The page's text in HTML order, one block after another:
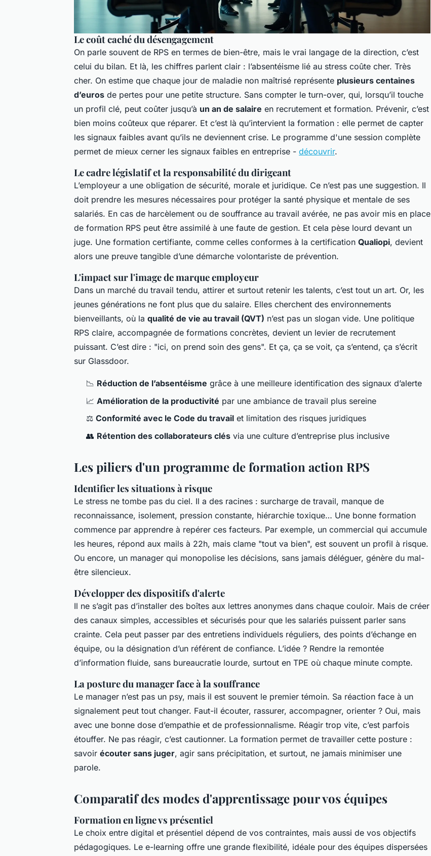
Le coût caché du désengagement
On parle souvent de RPS en termes de bien-être, mais le vrai langage de la direction, c’est
celui du bilan. Et là, les chiffres parlent clair : l’absentéisme lié au stress coûte cher. Très
cher. On estime que chaque jour de maladie non maîtrisé représente plusieurs centaines
d’euros de pertes pour une petite structure. Sans compter le turn-over, qui, lorsqu’il touche
un profil clé, peut coûter jusqu’à un an de salaire en recrutement et formation. Prévenir, c’est
bien moins coûteux que réparer. Et c’est là qu’intervient la formation : elle permet de capter
les signaux faibles avant qu’ils ne deviennent crise. Le programme d'une session complète
permet de mieux cerner les signaux faibles en entreprise - découvrir.
Le cadre législatif et la responsabilité du dirigeant
L’employeur a une obligation de sécurité, morale et juridique. Ce n’est pas une suggestion. Il
doit prendre les mesures nécessaires pour protéger la santé physique et mentale de ses
salariés. En cas de harcèlement ou de souffrance au travail avérée, ne pas avoir mis en place
de formation RPS peut être assimilé à une faute de gestion. Et cela pèse lourd devant un
juge. Une formation certifiante, comme celles conformes à la certification Qualiopi, devient
alors une preuve tangible d’une démarche volontariste de prévention.
L'impact sur l'image de marque employeur
Dans un marché du travail tendu, attirer et surtout retenir les talents, c’est tout un art. Or, les
jeunes générations ne font plus que du salaire. Elles cherchent des environnements
bienveillants, où la qualité de vie au travail (QVT) n’est pas un slogan vide. Une politique
RPS claire, accompagnée de formations concrètes, devient un levier de recrutement
puissant. C’est dire : "ici, on prend soin des gens". Et ça, ça se voit, ça s’entend, ça s’écrit
sur Glassdoor.
📉 Réduction de l’absentéisme grâce à une meilleure identification des signaux d’alerte
📈 Amélioration de la productivité par une ambiance de travail plus sereine
⚖️ Conformité avec le Code du travail et limitation des risques juridiques
👥 Rétention des collaborateurs clés via une culture d’entreprise plus inclusive
Les piliers d'un programme de formation action RPS
Identifier les situations à risque
Le stress ne tombe pas du ciel. Il a des racines : surcharge de travail, manque de
reconnaissance, isolement, pression constante, hiérarchie toxique… Une bonne formation
commence par apprendre à repérer ces facteurs. Par exemple, un commercial qui accumule
les heures, répond aux mails à 22h, mais clame "tout va bien", est souvent un profil à risque.
Ou encore, un manager qui monopolise les décisions, sans jamais déléguer, génère du mal-
être silencieux.
Développer des dispositifs d'alerte
Il ne s’agit pas d’installer des boîtes aux lettres anonymes dans chaque couloir. Mais de créer
des canaux simples, accessibles et sécurisés pour que les salariés puissent parler sans
crainte. Cela peut passer par des entretiens individuels réguliers, des points d’échange en
équipe, ou la désignation d’un référent de confiance. L’idée ? Rendre la remontée
d’information fluide, sans bureaucratie lourde, surtout en TPE où chaque minute compte.
La posture du manager face à la souffrance
Le manager n’est pas un psy, mais il est souvent le premier témoin. Sa réaction face à un
signalement peut tout changer. Faut-il écouter, rassurer, accompagner, orienter ? Oui, mais
avec une bonne dose d’empathie et de professionnalisme. Réagir trop vite, c’est parfois
étouffer. Ne pas réagir, c’est cautionner. La formation permet de travailler cette posture :
savoir écouter sans juger, agir sans précipitation, et surtout, ne jamais minimiser une
parole.
Comparatif des modes d'apprentissage pour vos équipes
Formation en ligne vs présentiel
Le choix entre digital et présentiel dépend de vos contraintes, mais aussi de vos objectifs
pédagogiques. Le e-learning offre une grande flexibilité, idéale pour des équipes dispersées